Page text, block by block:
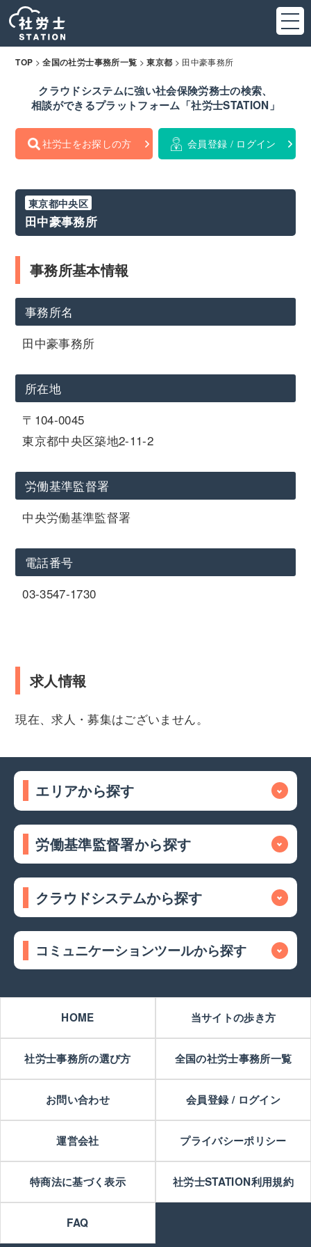
TOP >全国の社労士事務所一覧 >東京都 > 田中豪事務所
クラウドシステムに強い社会保険労務士の検索、
相談ができるプラットフォーム「社労士STATION」
社労士をお探しの方 会員登録 / ログイン
東京都中央区
田中豪事務所
事務所基本情報
事務所名
田中豪事務所
所在地
〒104-0045
東京都中央区築地2-11-2
労働基準監督署
中央労働基準監督署
電話番号
03-3547-1730
求人情報
現在、求人・募集はございません。
エリアから探す
労働基準監督署から探す
クラウドシステムから探す
コミュニケーションツールから探す
HOME 当サイトの歩き方
社労士事務所の選び方 全国の社労士事務所一覧
お問い合わせ 会員登録 / ログイン
運営会社 プライバシーポリシー
特商法に基づく表示 社労士STATION利用規約
FAQ